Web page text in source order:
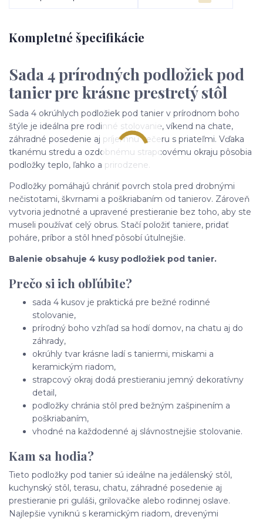
Kompletné špecifikácie
Sada 4 prírodných podložiek pod
tanier pre krásne prestretý stôl
Sada 4 okrúhlych podložiek pod tanier v prírodnom boho
štýle je ideálna pre rodinné stolovanie, víkend na chate,
záhradné posedenie aj príjemnú večeru s priateľmi. Vďaka
tkanému stredu a ozdobnému strapcovému okraju pôsobia
podložky teplo, ľahko a prirodzene.
Podložky pomáhajú chrániť povrch stola pred drobnými
nečistotami, škvrnami a poškriabaním od tanierov. Zároveň
vytvoria jednotné a upravené prestieranie bez toho, aby ste
museli používať celý obrus. Stačí položiť taniere, pridať
poháre, príbor a stôl hneď pôsobí útulnejšie.
Balenie obsahuje 4 kusy podložiek pod tanier.
Prečo si ich obľúbite?
sada 4 kusov je praktická pre bežné rodinné
stolovanie,
prírodný boho vzhľad sa hodí domov, na chatu aj do
záhrady,
okrúhly tvar krásne ladí s taniermi, miskami a
keramickým riadom,
strapcový okraj dodá prestieraniu jemný dekoratívny
detail,
podložky chránia stôl pred bežným zašpinením a
poškriabaním,
vhodné na každodenné aj slávnostnejšie stolovanie.
Kam sa hodia?
Tieto podložky pod tanier sú ideálne na jedálenský stôl,
kuchynský stôl, terasu, chatu, záhradné posedenie aj
prestieranie pri guláši, grilovačke alebo rodinnej oslave.
Najlepšie vyniknú s keramickým riadom, drevenými